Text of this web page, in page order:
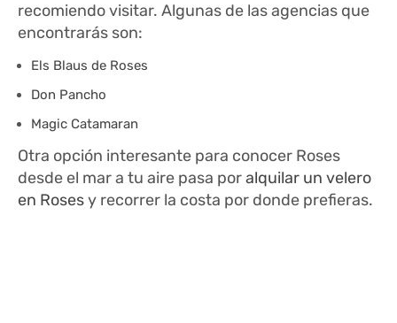
recomiendo visitar. Algunas de las agencias que
encontrarás son:
Els Blaus de Roses
Don Pancho
Magic Catamaran
Otra opción interesante para conocer Roses
desde el mar a tu aire pasa poralquilar un velero
en Rosesy recorrer la costa por donde prefieras.